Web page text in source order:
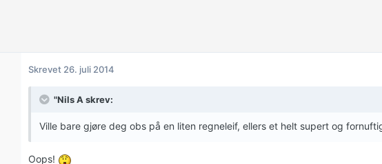
Skrevet 26. juli 2014
"Nils A skrev:
Ville bare gjøre deg obs på en liten regneleif, ellers et helt supert og
Oops!